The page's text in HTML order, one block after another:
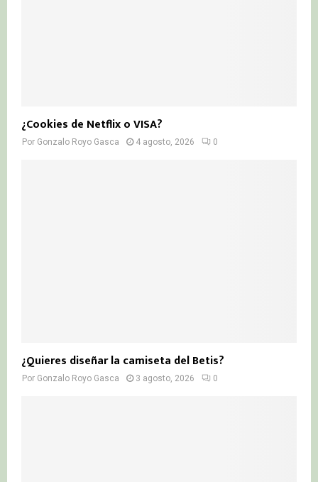
¿Cookies de Netflix o VISA?
Por Gonzalo Royo Gasca 4 agosto, 2026 0
¿Quieres diseñar la camiseta del Betis?
Por Gonzalo Royo Gasca 3 agosto, 2026 0